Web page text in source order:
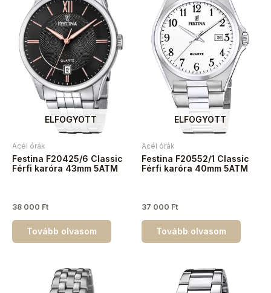
ELFOGYOTT
Acél órák
Festina F20425/6 Classic
Férfi karóra 43mm 5ATM
38 000 Ft
Tovább olvasom
ELFOGYOTT
Acél órák
Festina F20552/1 Classic
Férfi karóra 40mm 5ATM
37 000 Ft
Tovább olvasom